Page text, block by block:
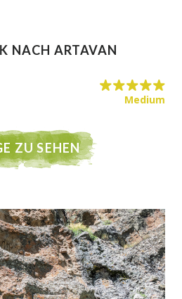
NACH ARTAVAN
Medium
ZU SEHEN